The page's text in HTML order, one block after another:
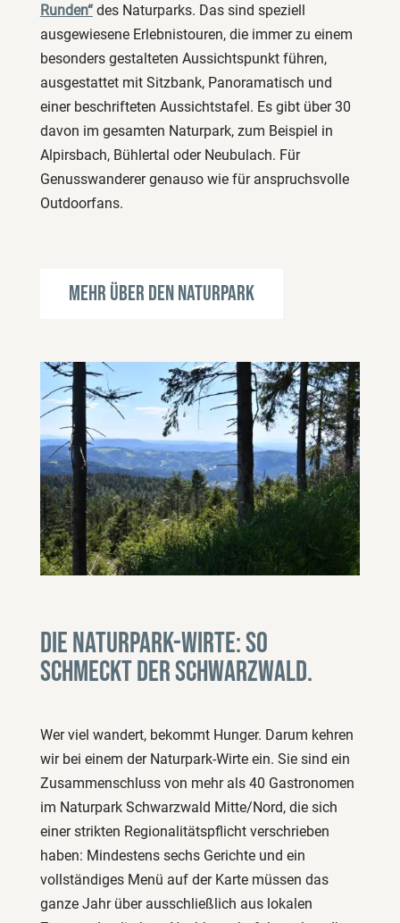
Runden“des Naturparks. Das sind speziell
ausgewiesene Erlebnistouren, die immer zu einem
besonders gestalteten Aussichtspunkt führen,
ausgestattet mit Sitzbank, Panoramatisch und
einer beschrifteten Aussichtstafel. Es gibt über 30
davon im gesamten Naturpark, zum Beispiel in
Alpirsbach, Bühlertal oder Neubulach. Für
Genusswanderer genauso wie für anspruchsvolle
Outdoorfans.
Mehr über den Naturpark
Die Naturpark-Wirte: So
schmeckt der Schwarzwald.
Wer viel wandert, bekommt Hunger. Darum kehren
wir bei einem der Naturpark-Wirte ein. Sie sind ein
Zusammenschluss von mehr als 40 Gastronomen
im Naturpark Schwarzwald Mitte/Nord, die sich
einer strikten Regionalitätspflicht verschrieben
haben: Mindestens sechs Gerichte und ein
vollständiges Menü auf der Karte müssen das
ganze Jahr über ausschließlich aus lokalen